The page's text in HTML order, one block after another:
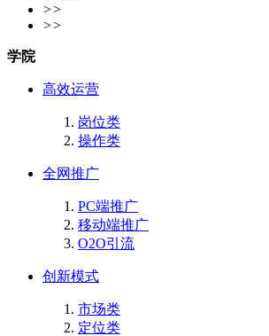
>>
>>
学院
高效运营
岗位类
操作类
全网推广
PC端推广
移动端推广
O2O引流
创新模式
市场类
定位类